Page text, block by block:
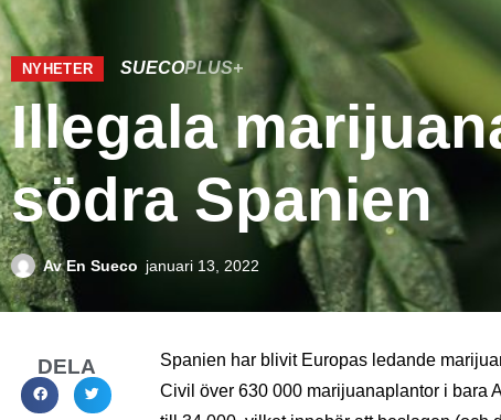
NYHETER SUECOPLUS+
Illegala
södra Spanien
AvEn Sueco januari 13, 2022
DELA
Spanien har blivit Europas ledande
Civil över 630 000 marijuanaplantor i bara